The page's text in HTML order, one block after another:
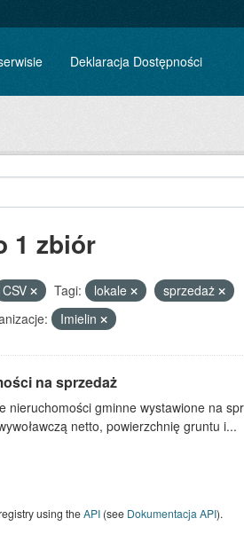
Deklaracja Dostępności
1 zbiór
CSV Tagi: lokale
sprzedaż
Imielin
na sprzedaż
nieruchomości gminne wystawione na
netto, powierzchnię gruntu i...
using theAPI(see Dokumentacja API).